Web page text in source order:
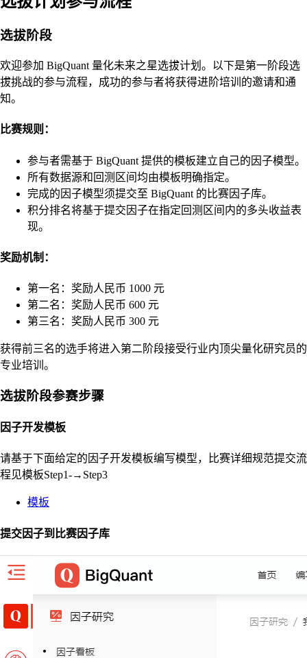
选拔阶段
欢迎参加 BigQuant 量化未来之星选拔计划。以下是第一阶段选
拔挑战的参与流程，成功的参与者将获得进阶培训的邀请和通
知。
比赛规则：
参与者需基于 BigQuant 提供的模板建立自己的因子模型。
所有数据源和回测区间均由模板明确指定。
完成的因子模型须提交至 BigQuant 的比赛因子库。
积分排名将基于提交因子在指定回测区间内的多头收益表
现。
奖励机制：
第一名：奖励人民币 1000 元
第二名：奖励人民币 600 元
第三名：奖励人民币 300 元
获得前三名的选手将进入第二阶段接受行业内顶尖量化研究员的
专业培训。
选拔阶段参赛步骤
因子开发模板
请基于下面给定的因子开发模板编写模型，比赛详细规范提交流
程见模板Step1-→Step3
模板
提交因子到比赛因子库